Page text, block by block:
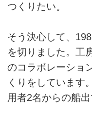
つくりたい。
そう決心して、
を切りました。工
のコラボレーショ
くりをしています
用者2名からの船出